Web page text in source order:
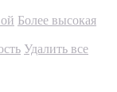
Более высокая
Удалить все